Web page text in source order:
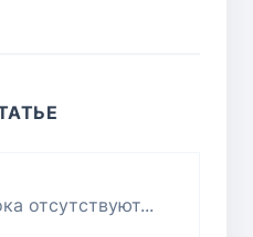
отсутствуют...